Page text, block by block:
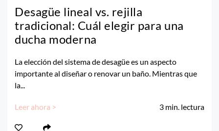
Desagüe lineal vs. rejilla
tradicional: Cuál elegir para una
ducha moderna
La elección del sistema de desagüe es un aspecto
importante al diseñar o renovar un baño. Mientras que
la...
Leer ahora > 3 min. lectura